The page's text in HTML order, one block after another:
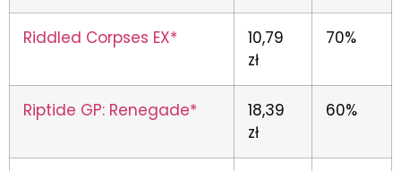
Riddled Corpses EX*
10,79
zł
70%
Riptide GP: Renegade*
18,39
zł
60%